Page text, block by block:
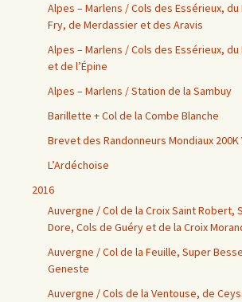
Alpes – Marlens / Cols des Essérieux, du
Fry, de Merdassier et des Aravis
Alpes – Marlens / Cols des Essérieux, du
et de l’Épine
Alpes – Marlens / Station de la Sambuy
Barillette + Col de la Combe Blanche
Brevet des Randonneurs Mondiaux
L’Ardéchoise
2016
Auvergne / Col de la Croix Saint Robert,
Dore, Cols de Guéry et de la Croix
Auvergne / Col de la Feuille, Super
Geneste
Auvergne / Cols de la Ventouse, de